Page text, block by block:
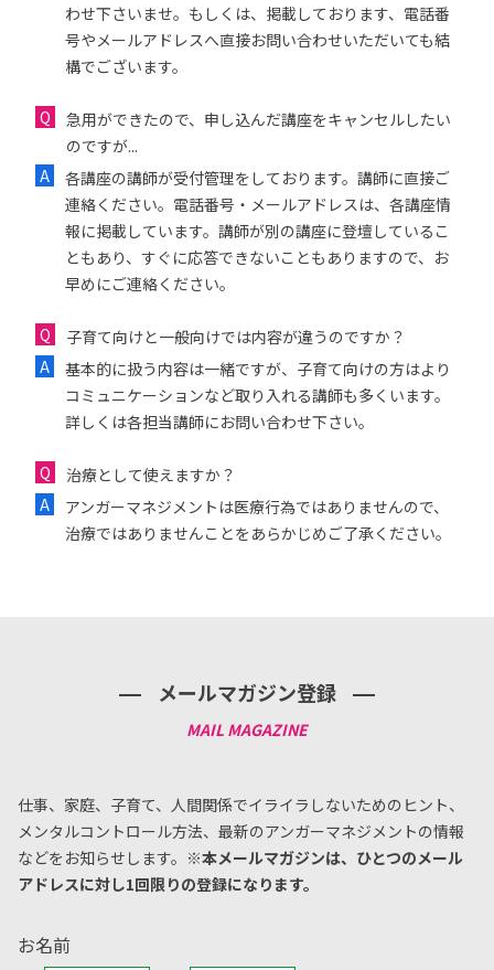
わせ下さいませ。もしくは、掲載しております、電話番
号やメールアドレスへ直接お問い合わせいただいても結
構でございます。
急用ができたので、申し込んだ講座をキャンセルしたい
のですが...
各講座の講師が受付管理をしております。講師に直接ご
連絡ください。電話番号・メールアドレスは、各講座情
報に掲載しています。講師が別の講座に登壇しているこ
ともあり、すぐに応答できないこともありますので、お
早めにご連絡ください。
子育て向けと一般向けでは内容が違うのですか？
基本的に扱う内容は一緒ですが、子育て向けの方はより
コミュニケーションなど取り入れる講師も多くいます。
詳しくは各担当講師にお問い合わせ下さい。
治療として使えますか？
アンガーマネジメントは医療行為ではありませんので、
治療ではありませんことをあらかじめご了承ください。
メールマガジン登録
仕事、家庭、子育て、人間関係でイライラしないためのヒント、
メンタルコントロール方法、 最新のアンガーマネジメントの情報
などをお知らせします。 ※本メールマガジンは、ひとつのメール
アドレスに対し1回限りの登録になります。
お名前